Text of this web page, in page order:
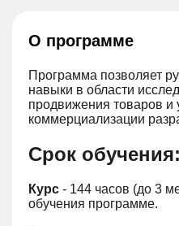
О программе
Программа позволяет
навыки в области
продвижения товаров и
коммерциализации
Срок обучения:
Курс - 144 часов (до 3
обучения программе.